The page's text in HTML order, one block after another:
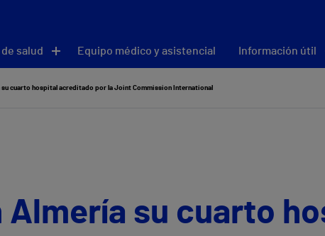
salud Equipo médico y asistencial Información útil
su cuarto hospital acreditado por la Joint Commission International
Almería su cuarto